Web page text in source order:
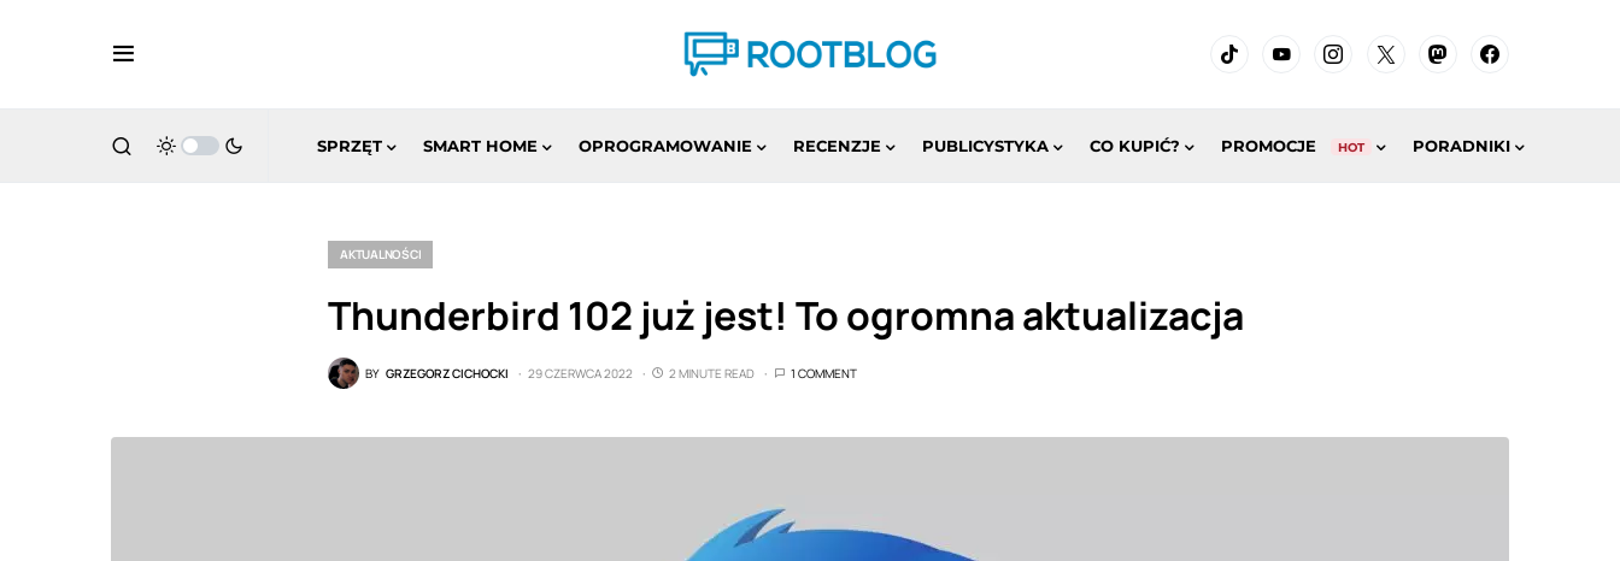
SPRZĘT SMART HOME OPROGRAMOWANIE RECENZJE PUBLICYSTYKA CO KUPIĆ? PROMOCJE HOT PORADNIKI
AKTUALNOŚCI
Thunderbird 102 już jest! To ogromna aktualizacja
BY GRZEGORZ CICHOCKI 29 CZERWCA 2022 2 MINUTE READ 1 COMMENT